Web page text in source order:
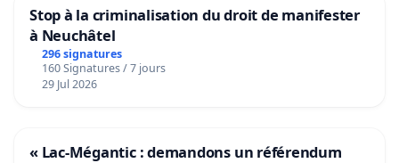
Stop à la criminalisation du droit de manifester
à Neuchâtel
296 signatures
160 Signatures / 7 jours
29 Jul 2026
« Lac-Mégantic : demandons un référendum